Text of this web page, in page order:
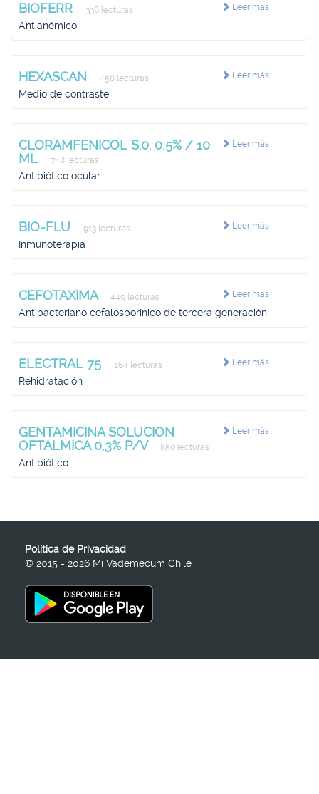
Leer más
BIOFERR 336 lecturas
Antianémico
Leer más
HEXASCAN 458 lecturas
Medio de contraste
Leer más
CLORAMFENICOL S.0. 0,5% / 10
ML
748 lecturas
Antibiótico ocular
Leer más
BIO-FLU 913 lecturas
Inmunoterapia
Leer más
CEFOTAXIMA 449 lecturas
Antibacteriano cefalosporínico de tercera generación
Leer más
ELECTRAL 75 264 lecturas
Rehidratación
Leer más
GENTAMICINA SOLUCION
OFTALMICA 0,3% P/V
850 lecturas
Antibiótico
Política de Privacidad
© 2015 - 2026 Mi Vademecum Chile